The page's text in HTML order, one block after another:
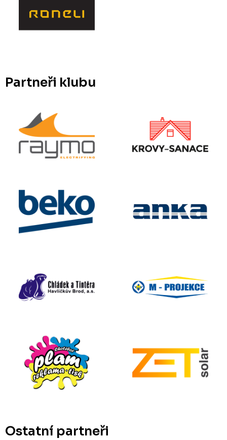
Partneři klubu
Ostatní partneři